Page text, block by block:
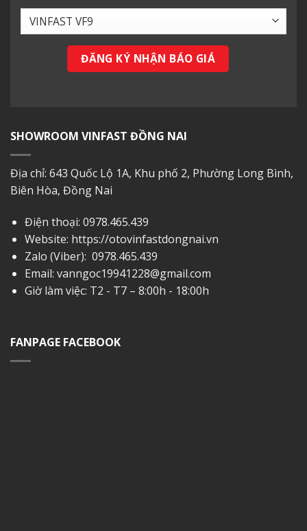
SHOWROOM VINFAST ĐỒNG NAI
Địa chỉ: 643 Quốc Lộ 1A, Khu phố 2, Phường Long Bình,
Biên Hòa, Đồng Nai
Điện thoại: 0978.465.439
Website: https://otovinfastdongnai.vn
Zalo (Viber): 0978.465.439
Email: vanngoc19941228@gmail.com
Giờ làm việc: T2 - T7 – 8:00h - 18:00h
FANPAGE FACEBOOK